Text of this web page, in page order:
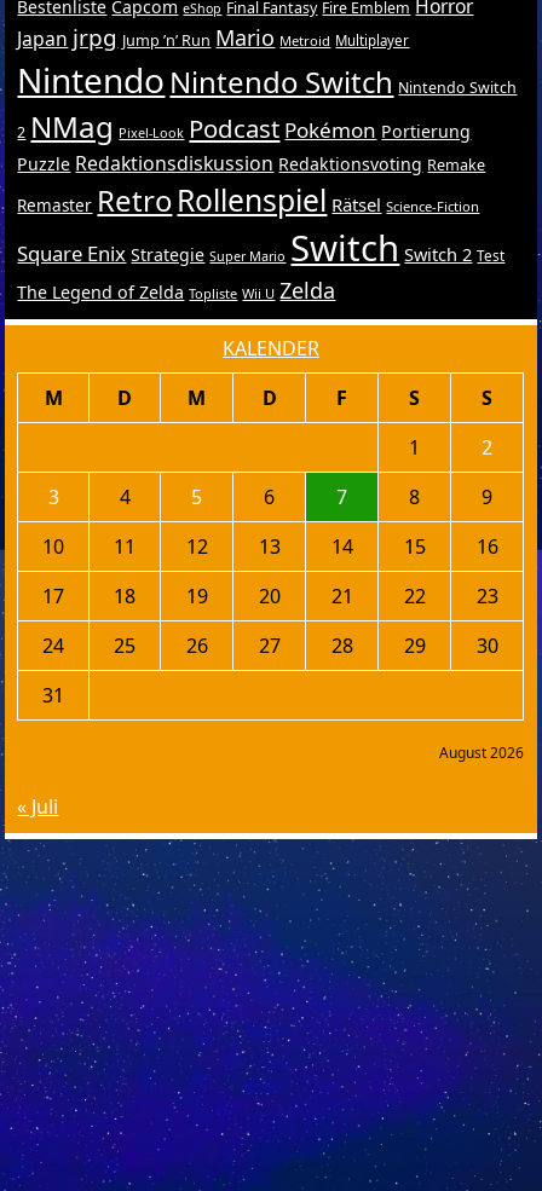
Bestenliste Capcom eShop Final Fantasy Fire Emblem Horror
Japan jrpg Jump ’n’ Run Mario Metroid Multiplayer
Nintendo Nintendo Switch Nintendo Switch
2 NMag Pixel-Look Podcast Pokémon Portierung
Puzzle Redaktionsdiskussion Redaktionsvoting Remake
Remaster RetroRollenspiel Rätsel Science-Fiction
Square Enix Strategie Super Mario Switch Switch 2 Test
The Legend of Zelda Topliste Wii U Zelda
KALENDER
August 2026
M D M D F S
S
1
2
3
4 5 6 7 8
9
10
11 12 13 14 15
16
17
18 19 20 21 22
23
24
25 26 27 28 29
30
31
« Juli